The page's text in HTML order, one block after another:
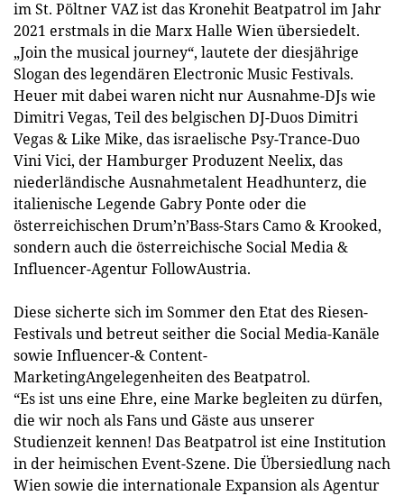
im St. Pöltner VAZ ist das Kronehit Beatpatrol im Jahr
2021 erstmals in die Marx Halle Wien übersiedelt.
„Join the musical journey“, lautete der diesjährige
Slogan des legendären Electronic Music Festivals.
Heuer mit dabei waren nicht nur Ausnahme-DJs wie
Dimitri Vegas, Teil des belgischen DJ-Duos Dimitri
Vegas & Like Mike, das israelische Psy-Trance-Duo
Vini Vici, der Hamburger Produzent Neelix, das
niederländische Ausnahmetalent Headhunterz, die
italienische Legende Gabry Ponte oder die
österreichischen Drum’n’Bass-Stars Camo & Krooked,
sondern auch die österreichische Social Media &
Influencer-Agentur FollowAustria.
Diese sicherte sich im Sommer den Etat des Riesen-
Festivals und betreut seither die Social Media-Kanäle
sowie Influencer-& Content-
MarketingAngelegenheiten des Beatpatrol.
“Es ist uns eine Ehre, eine Marke begleiten zu dürfen,
die wir noch als Fans und Gäste aus unserer
Studienzeit kennen! Das Beatpatrol ist eine Institution
in der heimischen Event-Szene. Die Übersiedlung nach
Wien sowie die internationale Expansion als Agentur